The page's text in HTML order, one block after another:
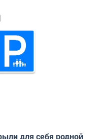
для себя родной